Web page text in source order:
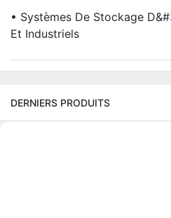
• Systèmes De Stockage
Et Industriels
DERNIERS PRODUITS